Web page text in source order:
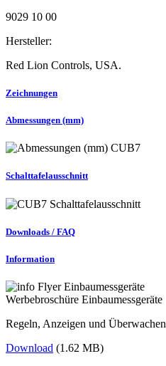
9029 10 00
Hersteller:
Red Lion Controls, USA.
Zeichnungen
Abmessungen (mm)
Schalttafelausschnitt
Downloads / FAQ
Information
Werbebroschüre Einbaumessgeräte
Regeln, Anzeigen und Überwachen
Download (1.62 MB)